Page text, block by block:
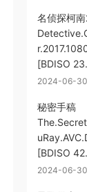
名侦探柯
[BDISO
2024-06-30
秘密手稿
[BDISO
2024-06-30